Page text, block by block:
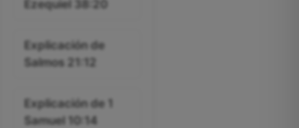
Ezequiel 38:20
Explicación de
Salmos 21:12
Explicación de 1
Samuel 10:14